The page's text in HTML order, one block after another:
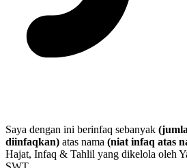
Saya dengan ini berinfaq sebanyak
diinfaqkan) atas nama (niat infaq atas
Hajat, Infaq & Tahlil yang dikelola oleh